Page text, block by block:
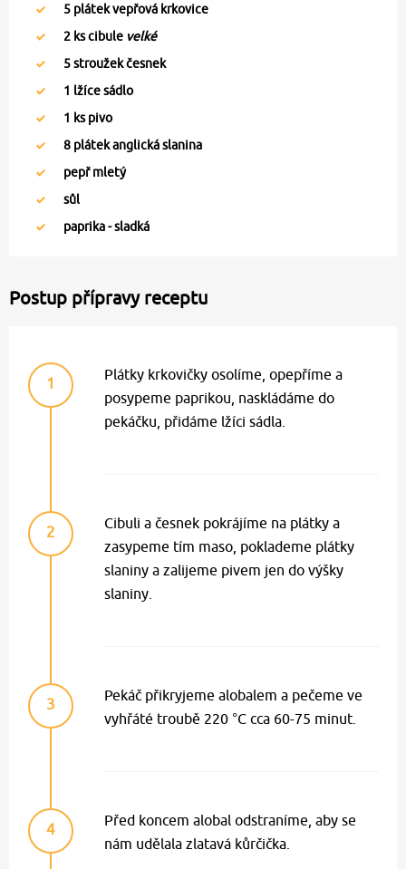
5 plátek vepřová krkovice
2 ks cibule velké
5stroužek česnek
1 lžíce sádlo
1 ks pivo
8 plátek anglická slanina
pepř mletý
sůl
paprika - sladká
Postup přípravy receptu
1
Plátky krkovičky osolíme, opepříme a
posypeme paprikou, naskládáme do
pekáčku, přidáme lžíci sádla.
2
Cibuli a česnek pokrájíme na plátky a
zasypeme tím maso, poklademe plátky
slaniny a zalijeme pivem jen do výšky
slaniny.
3
Pekáč přikryjeme alobalem a pečeme ve
vyhřáté troubě 220 °C cca 60-75 minut.
4
Před koncem alobal odstraníme, aby se
nám udělala zlatavá kůrčička.